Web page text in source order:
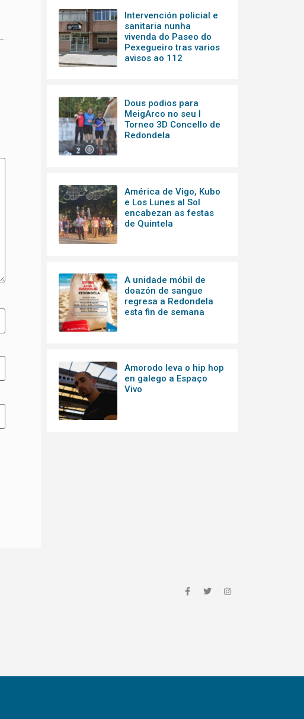
Intervención policial e
sanitaria nunha
vivenda do Paseo do
Pexegueiro tras varios
avisos ao 112
Dous podios para
MeigArco no seu I
Torneo 3D Concello de
Redondela
América de Vigo, Kubo
e Los Lunes al Sol
encabezan as festas
de Quintela
A unidade móbil de
doazón de sangue
regresa a Redondela
esta fin de semana
Amorodo leva o hip hop
en galego a Espaço
Vivo